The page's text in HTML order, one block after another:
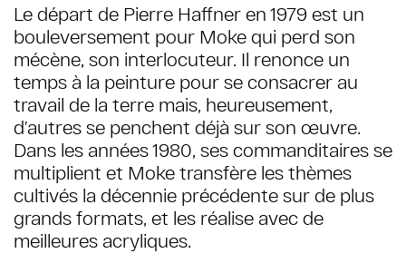
Le départ de Pierre Haffner en 1979 est un
bouleversement pour Moke qui perd son
mécène, son interlocuteur. Il renonce un
temps à la peinture pour se consacrer au
travail de la terre mais, heureusement,
d’autres se penchent déjà sur son œuvre.
Dans les années 1980, ses commanditaires se
multiplient et Moke transfère les thèmes
cultivés la décennie précédente sur de plus
grands formats, et les réalise avec de
meilleures acryliques.